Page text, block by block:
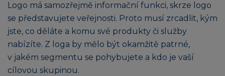
Logo má samozřejmě informační funkci, skrze logo
se představujete veřejnosti. Proto musí zrcadlit, kým
jste, co děláte a komu své produkty či služby
nabízíte. Z loga by mělo být okamžitě patrné,
v jakém segmentu se pohybujete a kdo je vaší
cílovou skupinou.